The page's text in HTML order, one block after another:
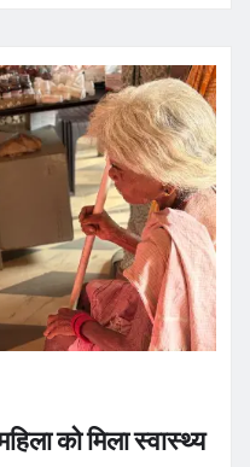
को मिला स्वास्थ्य